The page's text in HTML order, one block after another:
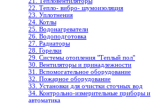
22. Тепло- вибро- шумоизоляция
23. Уплотнения
24. Котлы
25. Водонагреватели
26. Водоподготовка
27. Радиаторы
28. Горелки
29. Системы отопления "Теплый пол"
30. Вентиляторы и принадлежности
31. Вспомогательное оборудование
32. Пожарное оборудование
33. Установки для очистки сточных вод
34. Контрольно-измерительные приборы и
автоматика